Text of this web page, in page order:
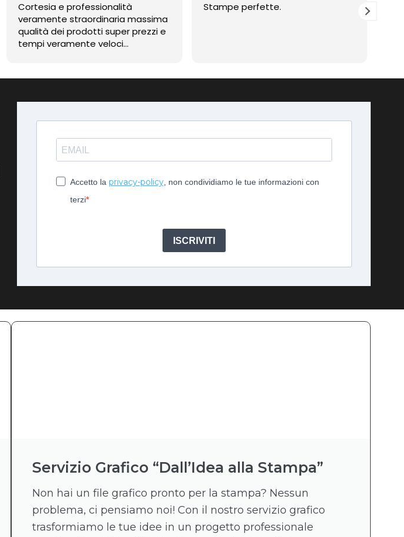
Cortesia e professionalità
veramente straordinaria massima
qualità dei prodotti super prezzi e
tempi veramente veloci
Stampe perfette.
Accetto la privacy-policy, non condividiamo le tue informazioni con
terzi
ISCRIVITI
Servizio Grafico “Dall’Idea alla Stampa”
Non hai un file grafico pronto per la stampa? Nessun
problema, ci pensiamo noi! Con il nostro servizio grafico
trasformiamo le tue idee in un progetto professionale